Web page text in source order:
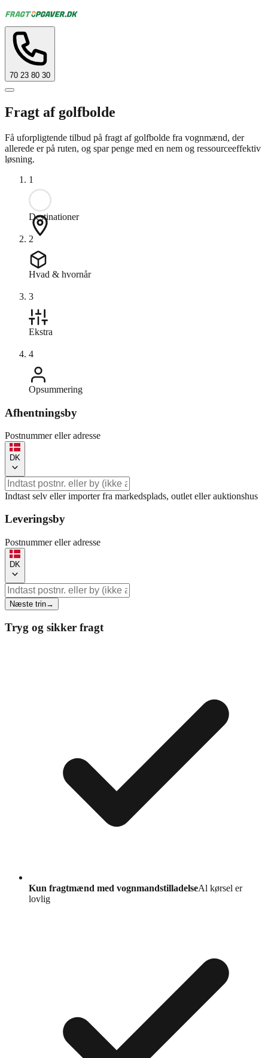
70 23 80 30
Fragt af golfbolde
Få uforpligtende tilbud på fragt af golfbolde fra vognmænd, der
allerede er på ruten, og spar penge med en nem og ressourceeffektiv
løsning.
1
Destinationer
2
Hvad & hvornår
3
Ekstra
4
Opsummering
Afhentningsby
Postnummer eller adresse
DK
Indtast selv eller importer fra markedsplads, outlet eller auktionshus
Leveringsby
Postnummer eller adresse
DK
Næste trin→
Tryg og sikker fragt
Kun fragtmænd med vognmandstilladelseAl kørsel er
lovlig